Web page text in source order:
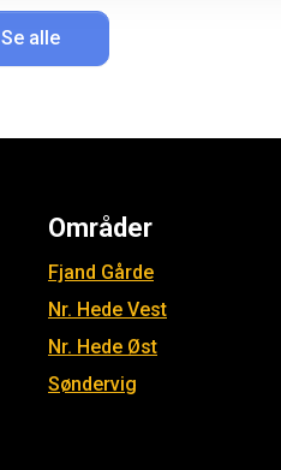
Se alle
Områder
Fjand Gårde
Nr. Hede Vest
Nr. Hede Øst
Søndervig